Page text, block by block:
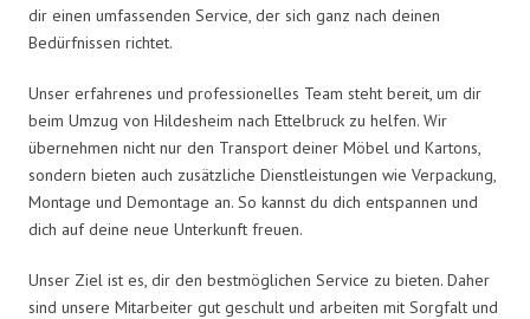
dir einen umfassenden Service, der sich ganz nach deinen
Bedürfnissen richtet.
Unser erfahrenes und professionelles Team steht bereit, um dir
beim Umzug von Hildesheim nach Ettelbruck zu helfen. Wir
übernehmen nicht nur den Transport deiner Möbel und Kartons,
sondern bieten auch zusätzliche Dienstleistungen wie Verpackung,
Montage und Demontage an. So kannst du dich entspannen und
dich auf deine neue Unterkunft freuen.
Unser Ziel ist es, dir den bestmöglichen Service zu bieten. Daher
sind unsere Mitarbeiter gut geschult und arbeiten mit Sorgfalt und